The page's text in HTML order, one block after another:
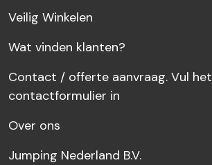
Veilig Winkelen
Wat vinden klanten?
Contact / offerte aanvraag. Vul het
contactformulier in
Over ons
Jumping Nederland B.V.